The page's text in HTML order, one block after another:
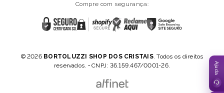
Compre com segurança:
Certificado
SSL
Shopify
Secure
Reclame
AQUI
Safe
SITE
© 2026 BORTOLUZZI SHOP DOS CRISTAIS. Todos os direitos
reservados. • CNPJ: 36.159.467/0001-26.